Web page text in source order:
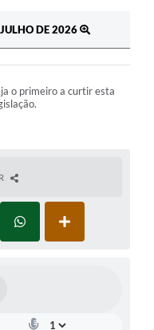
DE 2026
o primeiro a curtir esta